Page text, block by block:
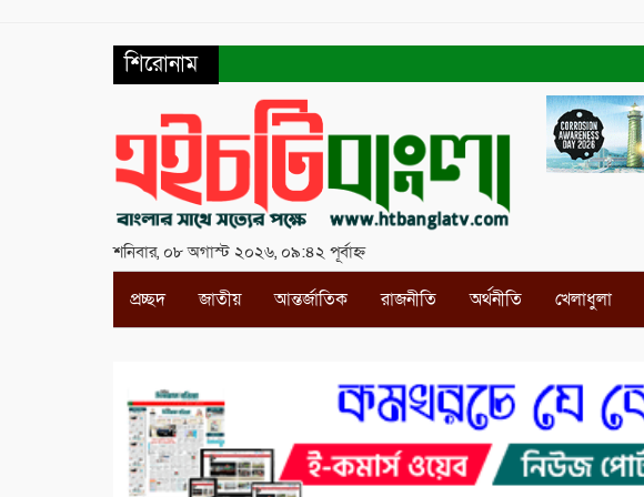
শিরোনাম
শনিবার, ০৮ অগাস্ট ২০২৬, ০৯:৪২ পূর্বাহ্ন
প্রচ্ছদ জাতীয় আন্তর্জাতিক রাজনীতি অর্থনীতি খেলাধুলা